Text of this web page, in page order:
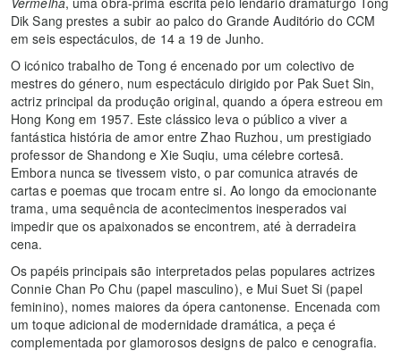
Dik Sang prestes a subir ao palco do Grande Auditório do CCM
em seis espectáculos, de 14 a 19 de Junho.
O icónico trabalho de Tong é encenado por um colectivo de
mestres do género, num espectáculo dirigido por Pak Suet Sin,
actriz principal da produção original, quando a ópera estreou em
Hong Kong em 1957. Este clássico leva o público a viver a
fantástica história de amor entre Zhao Ruzhou, um prestigiado
professor de Shandong e Xie Suqiu, uma célebre cortesã.
Embora nunca se tivessem visto, o par comunica através de
cartas e poemas que trocam entre si. Ao longo da emocionante
trama, uma sequência de acontecimentos inesperados vai
impedir que os apaixonados se encontrem, até à derradeira
cena.
Os papéis principais são interpretados pelas populares actrizes
Connie Chan Po Chu (papel masculino), e Mui Suet Si (papel
feminino), nomes maiores da ópera cantonense. Encenada com
um toque adicional de modernidade dramática, a peça é
complementada por glamorosos designs de palco e cenografia.